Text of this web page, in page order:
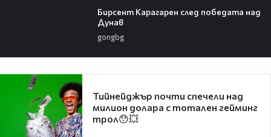
Бирсент Карагарен след победата над
Дунав
gongbg
Тийнейджър почти спечели над
милион долара с тотален гейминг
трол😯💥